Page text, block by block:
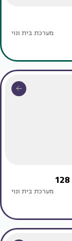
מערכת בית ונוי
מערכת בית ונוי